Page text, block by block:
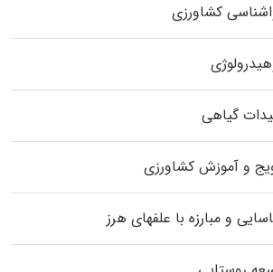
کشاورزی
گیاهی
و آموزش کشاورزی
و مبارزه با علفهای هرز